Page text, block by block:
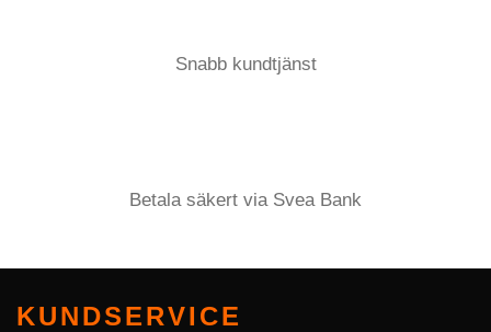
Snabb kundtjänst
Betala säkert via Svea Bank
KUNDSERVICE